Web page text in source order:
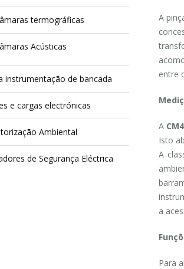
A
entre
A
Isto
A
a
Para
termográficas
Acústicas
instrumentação de bancada
e cargas electrónicas
Ambiental
de Segurança Eléctrica